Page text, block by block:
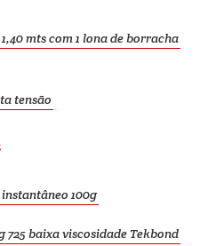
mts com 1 lona de borracha
tensão
100g
725 baixa viscosidade Tekbond